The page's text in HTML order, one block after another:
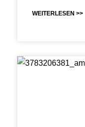
WEITERLESEN >>